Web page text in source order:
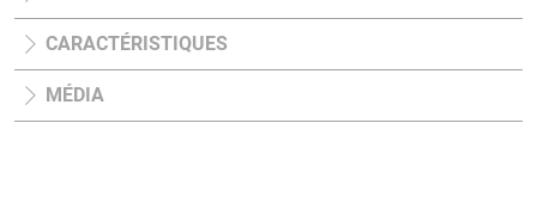
CARACTÉRISTIQUES
MÉDIA